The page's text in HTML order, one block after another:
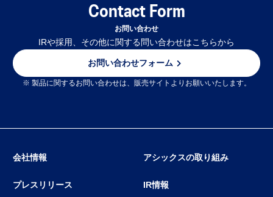
Contact Form
お問い合わせ
IRや採用、その他に関する問い合わせはこちらから
お問い合わせフォーム
※ 製品に関するお問い合わせは、販売サイトよりお願いいたします。
会社情報 アシックスの取り組み
プレスリリース IR情報